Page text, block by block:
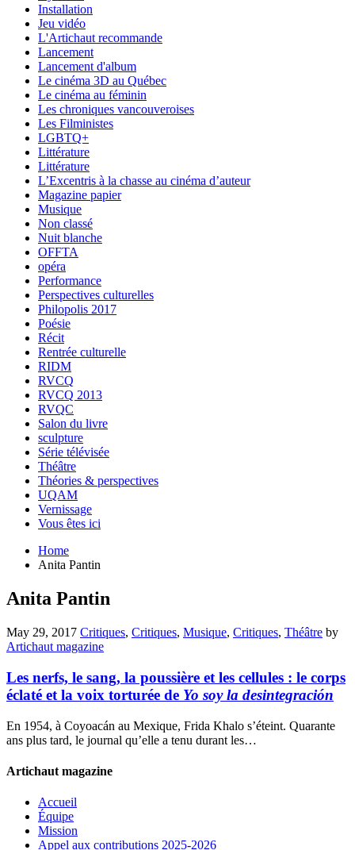
Installation
Jeu vidéo
L'Artichaut recommande
Lancement
Lancement d'album
Le cinéma 3D au Québec
Le cinéma au féminin
Les chroniques vancouveroises
Les Filministes
LGBTQ+
Littérature
Littérature
L’Excentris à la chasse au cinéma d’auteur
Magazine papier
Musique
Non classé
Nuit blanche
OFFTA
opéra
Performance
Perspectives culturelles
Philopolis 2017
Poésie
Récit
Rentrée culturelle
RIDM
RVCQ
RVCQ 2013
RVQC
Salon du livre
sculpture
Série télévisée
Théâtre
Théories & perspectives
UQAM
Vernissage
Vous êtes ici
Home
Anita Pantin
Anita Pantin
May 29, 2017 Critiques, Critiques, Musique, Critiques, Théâtre by
Artichaut magazine
Les nerfs, le sang, la poussière et les cellules : le corps
éclaté et la voix torturée de Yo soy la desintegración
En 1954, à Coyoacán au Mexique, Frida Khalo s’éteint. Quarante
ans plus tard, le journal qu’elle a tenu durant les…
Artichaut magazine
Accueil
Équipe
Mission
Appel aux contributions 2025-2026